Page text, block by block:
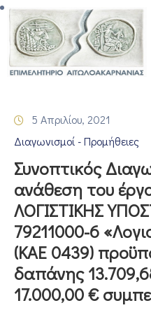
ΑΡΧΙΚΗ
ΓΕΜΗ
–
ΠΡΟΓΡΑΜΜΑΤΑ
ΕΠΙΜΕΛΗΤΗΡΙΟΥ
ΣΥΜΜΕΤΟΧΗ
ΣΕ
ΕΤΑΙΡΕΙΕΣ
ΕΠΙΚΑΙΡΟΤΗΤΑ
5 Απριλίου, 2021
Διαγωνισμοί - Προμήθειες
Συνοπτικός
ανάθεση του
ΛΟΓΙΣΤΙΚΗΣ
79211000-6
(ΚΑΕ 0439)
δαπάνης
17.000,00 €